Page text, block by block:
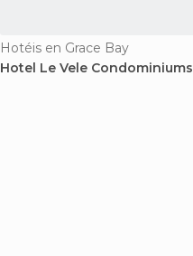
Hotéis en Grace Bay
Hotel Le Vele Condominiums